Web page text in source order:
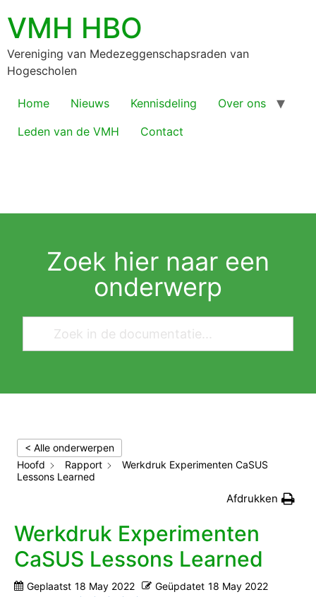
VMH HBO
Vereniging van Medezeggenschapsraden van
Hogescholen
Home Nieuws Kennisdeling
Over ons
Leden van de VMH
Contact
Zoek hier naar een
onderwerp
< Alle onderwerpen
Hoofd
Rapport
Werkdruk Experimenten CaSUS
Lessons Learned
Afdrukken
Werkdruk Experimenten
CaSUS Lessons Learned
Geplaatst 18 May 2022 Geüpdatet 18 May 2022